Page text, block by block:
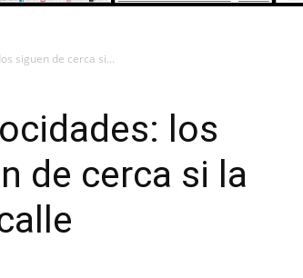
siguen de cerca si...
los
de cerca si la